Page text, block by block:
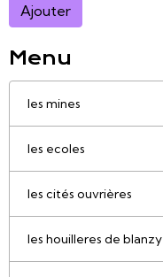
Ajouter
Menu
les mines
les ecoles
les cités ouvrières
les houilleres de blanzy